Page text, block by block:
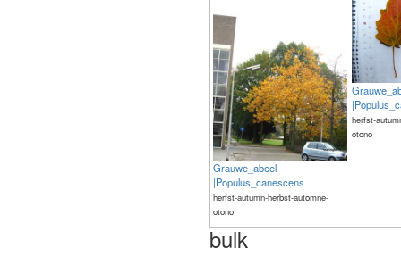
Grauwe_abeel
|Populus_canescens
herfst-autumn-herbst-automne-
otono
herfst-
otono
bulk